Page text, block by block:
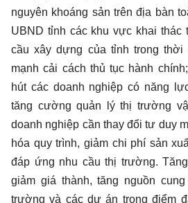
nguyên khoáng sản trên địa bàn
UBND tỉnh các khu vực khai thác
cầu xây dựng của tỉnh trong
mạnh cải cách thủ tục hành
hút các doanh nghiệp có năng
tăng cường quản lý thị trường
doanh nghiệp cần thay đổi tư duy
hóa quy trình, giảm chi phí sản
đáp ứng nhu cầu thị trường.
giảm giá thành, tăng nguồn
trường và các dự án trọng điểm